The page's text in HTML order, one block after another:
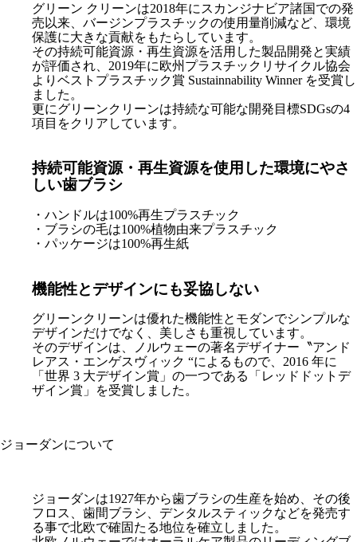
グリーン クリーンは2018年にスカンジナビア諸国での発
売以来、バージンプラスチックの使用量削減など、環境
保護に大きな貢献をもたらしています。
その持続可能資源・再生資源を活用した製品開発と実績
が評価され、2019年に欧州プラスチックリサイクル協会
よりベストプラスチック賞 Sustainnability Winner を受賞し
ました。
更にグリーンクリーンは持続な可能な開発目標SDGsの4
項目をクリアしています。
持続可能資源・再生資源を使用した環境にやさ
しい歯ブラシ
・ハンドルは100%再生プラスチック
・ブラシの毛は100%植物由来プラスチック
・パッケージは100%再生紙
機能性とデザインにも妥協しない
グリーンクリーンは優れた機能性とモダンでシンプルな
デザインだけでなく、美しさも重視しています。
そのデザインは、ノルウェーの著名デザイナー〝アンド
レアス・エンゲスヴィック “によるもので、2016 年に
「世界 3 大デザイン賞」の一つである「レッドドットデ
ザイン賞」を受賞しました。
ジョーダンについて
ジョーダンは1927年から歯ブラシの生産を始め、その後
フロス、歯間ブラシ、デンタルスティックなどを発売す
る事で北欧で確固たる地位を確立しました。